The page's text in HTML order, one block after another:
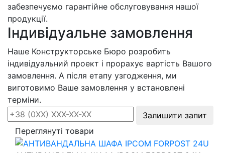
забезпечуємо гарантійне обслуговування нашої
продукції.
Індивідуальне замовлення
Наше Конструкторське Бюро розробить
індивідуальний проект і прорахує вартість Вашого
замовлення. А після етапу узгодження, ми
виготовимо Ваше замовлення у встановлені
терміни.
Залишити запит
Переглянуті товари